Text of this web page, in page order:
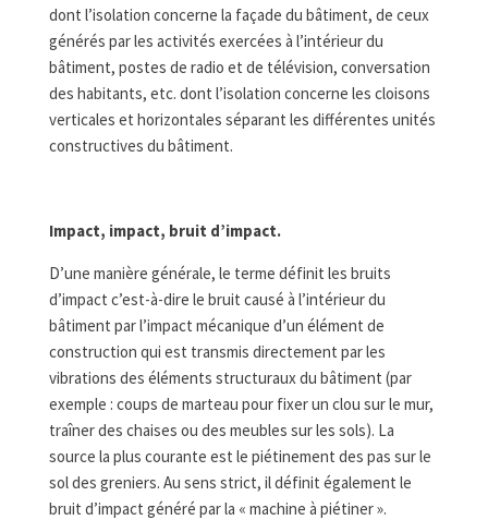
dont l’isolation concerne la façade du bâtiment, de ceux
générés par les activités exercées à l’intérieur du
bâtiment, postes de radio et de télévision, conversation
des habitants, etc. dont l’isolation concerne les cloisons
verticales et horizontales séparant les différentes unités
constructives du bâtiment.
Impact, impact, bruit d’impact.
D’une manière générale, le terme définit les bruits
d’impact c’est-à-dire le bruit causé à l’intérieur du
bâtiment par l’impact mécanique d’un élément de
construction qui est transmis directement par les
vibrations des éléments structuraux du bâtiment (par
exemple : coups de marteau pour fixer un clou sur le mur,
traîner des chaises ou des meubles sur les sols). La
source la plus courante est le piétinement des pas sur le
sol des greniers. Au sens strict, il définit également le
bruit d’impact généré par la « machine à piétiner ».